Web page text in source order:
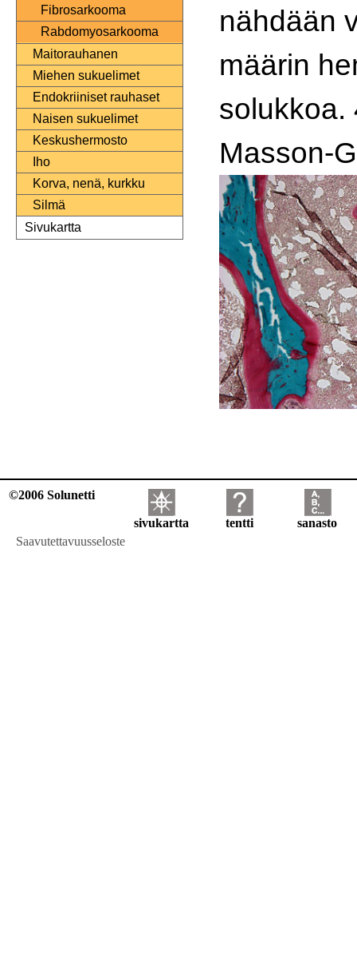
Fibrosarkooma
Rabdomyosarkooma
Maitorauhanen
Miehen sukuelimet
Endokriiniset rauhaset
Naisen sukuelimet
Keskushermosto
Iho
Korva, nenä, kurkku
Silmä
Sivukartta
nähdään
määrin
solukkoa.
Masson-
©2006 Solunetti
sivukartta tentti
sanasto
Saavutettavuusseloste